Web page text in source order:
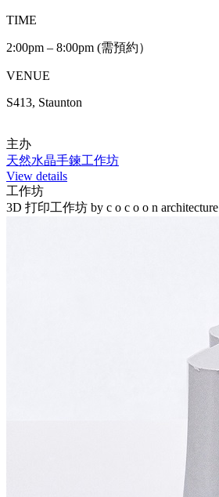
TIME
2:00pm – 8:00pm (需預約）
VENUE
S413, Staunton
主办
天然水晶手鍊工作坊
View details
工作坊
3D 打印工作坊 by c o c o o n architecture